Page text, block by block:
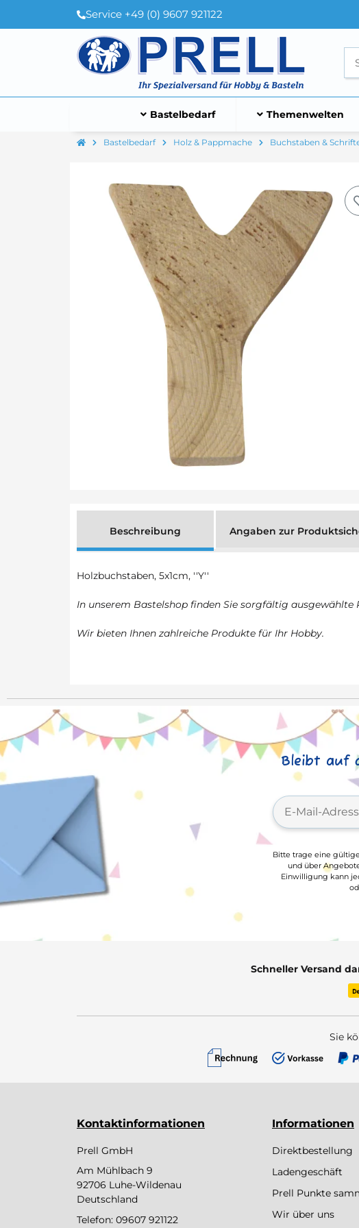
Service +49 (0) 9607 921122
Bastelbedarf Themenwelten
Bastelbedarf Holz & Pappmache Buchstaben &
Beschreibung Angaben zur
Holzbuchstaben, 5x1cm, ''Y''
In unserem Bastelshop finden Sie sorgfältig
Wir bieten Ihnen zahlreiche Produkte für Ihr Hobby.
Bleibt auf
Bitte trage eine
und über
Einwilligung kann
Schneller Versand
Sie
Kontaktinformationen
Prell GmbH
Am Mühlbach 9
92706 Luhe-Wildenau
Deutschland
Telefon: 09607 921122
Informationen
Direktbestellung
Ladengeschäft
Prell Punkte
Wir über uns